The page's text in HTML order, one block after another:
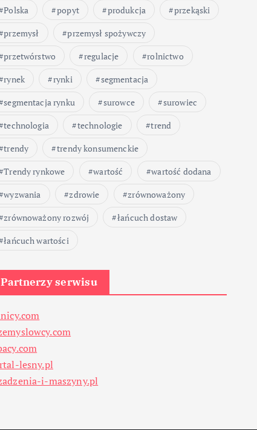
Polska
popyt produkcja
przekąski
przemysł
przemysł spożywczy
przetwórstwo
regulacje
rolnictwo
rynek
rynki
segmentacja
segmentacja rynku
surowce
surowiec
technologia
technologie
trend
trendy
trendy konsumenckie
Trendy rynkowe
wartość
wartość dodana
wyzwania
zdrowie
zrównoważony
zrównoważony rozwój
łańcuch dostaw
łańcuch wartości
Partnerzy serwisu
lesny.pl
i-maszyny.pl